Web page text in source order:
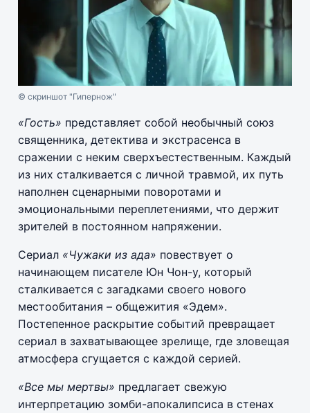
© скриншот "Гипернож"
«Гость» представляет собой необычный союз
священника, детектива и экстрасенса в
сражении с неким сверхъестественным. Каждый
из них сталкивается с личной травмой, их путь
наполнен сценарными поворотами и
эмоциональными переплетениями, что держит
зрителей в постоянном напряжении.
Сериал «Чужаки из ада» повествует о
начинающем писателе Юн Чон-у, который
сталкивается с загадками своего нового
местообитания – общежития «Эдем».
Постепенное раскрытие событий превращает
сериал в захватывающее зрелище, где зловещая
атмосфера сгущается с каждой серией.
«Все мы мертвы» предлагает свежую
интерпретацию зомби-апокалипсиса в стенах